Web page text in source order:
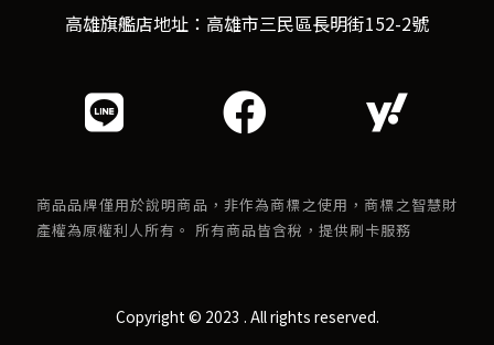
高雄旗艦店地址：高雄市三民區長明街152-2號
商品品牌僅用於說明商品，非作為商標之使用，商標之智慧財
產權為原權利人所有。 所有商品皆含稅，提供刷卡服務
Copyright © 2023 . All rights reserved.